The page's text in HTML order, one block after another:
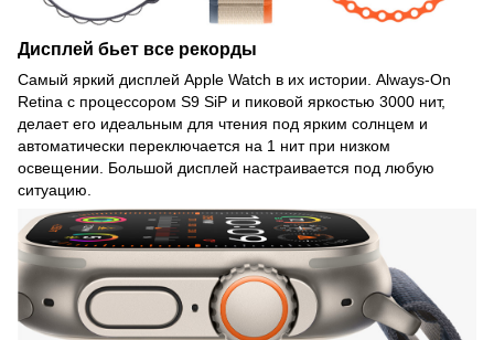
Дисплей бьет все рекорды
Самый яркий дисплей Apple Watch в их истории. Always-On
Retina с процессором S9 SiP и пиковой яркостью 3000 нит,
делает его идеальным для чтения под ярким солнцем и
автоматически переключается на 1 нит при низком
освещении. Большой дисплей настраивается под любую
ситуацию.